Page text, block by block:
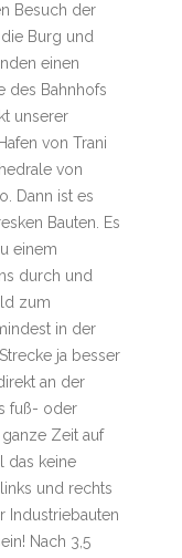
Besuch der
Burg und
einen
des Bahnhofs
unserer
von Trani
von
Dann ist es
Bauten. Es
einem
durch und
zum
in der
ja besser
an der
fuß- oder
Zeit auf
das keine
und rechts
Industriebauten
Nach 3,5